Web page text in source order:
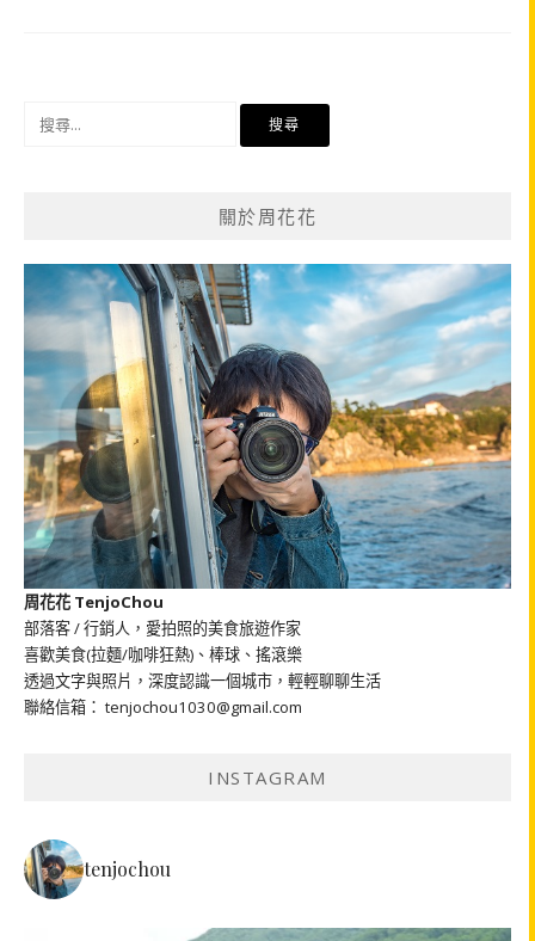
關於周花花
周花花 TenjoChou
部落客 / 行銷人，愛拍照的美食旅遊作家
喜歡美食(拉麵/咖啡狂熱)、棒球、搖滾樂
透過文字與照片，深度認識一個城市，輕輕聊聊生活
聯絡信箱： tenjochou1030@gmail.com
INSTAGRAM
tenjochou